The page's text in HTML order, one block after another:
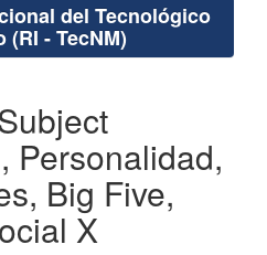
del Tecnológico
(RI - TecNM)
Personalidad,
Big Five,
X